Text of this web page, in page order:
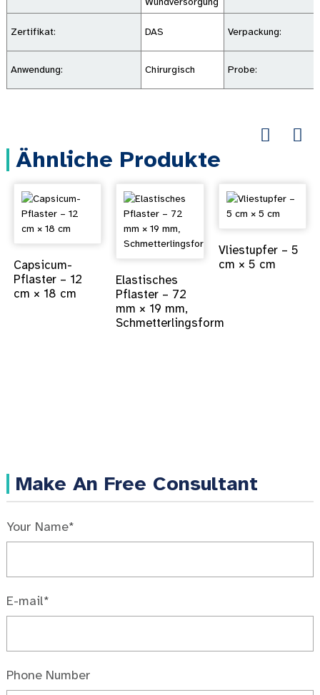
Zertifikat: DAS Verpackung:
Anwendung: Chirurgisch Probe:
Ähnliche Produkte
Capsicum-
Pflaster – 12
cm × 18 cm
Elastisches
Pflaster – 72
mm × 19 mm,
Schmetterlingsform
Vliestupfer – 5
cm × 5 cm
Make An Free Consultant
Your Name*
E-mail*
Phone Number